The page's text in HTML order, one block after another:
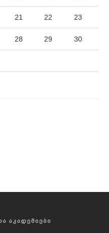
21 22 23
28 29 30
ᲐᲙᲐᲓᲔᲛᲘᲔᲑᲘ